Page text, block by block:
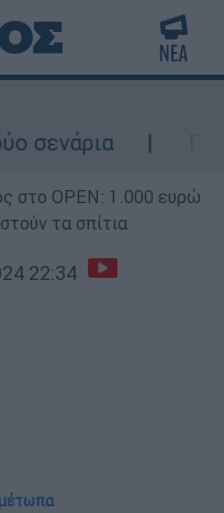
στο OPEN: 1.000 ευρώ
τα σπίτια
22:34